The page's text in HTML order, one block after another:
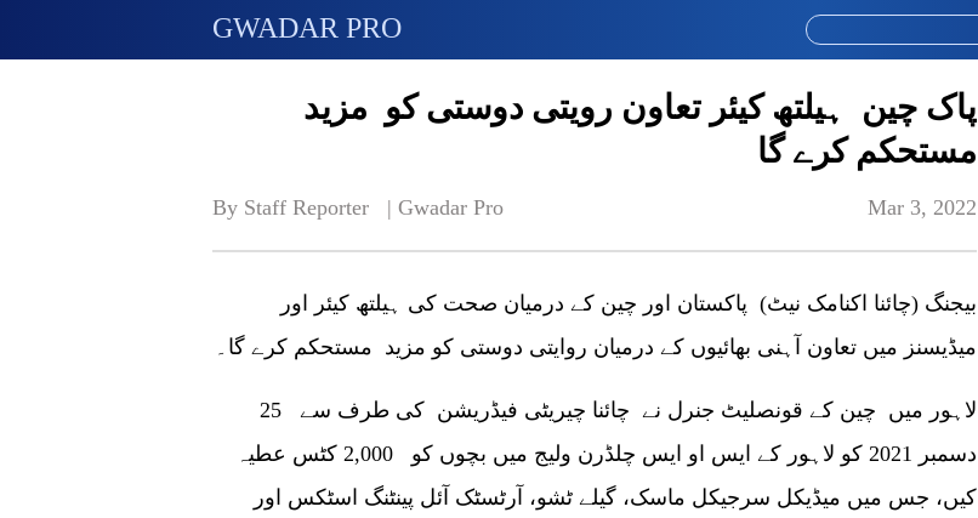
GWADAR PRO
پاک چین ہیلتھ کیئر تعاون رویتی دوستی کو مزید
مستحکم کرے گا
By Staff Reporter   | Gwadar Pro Mar 3, 2022
میڈیسنز میں تعاون آہنی بھائیوں کے درمیان روایتی دوستی کو مزید مستحکم کرے گا۔
لاہور میں چین کے قونصلیٹ جنرل نے چائنا چیریٹی فیڈریشن کی طرف سے 25
دسمبر 2021 کو لاہور کے ایس او ایس چلڈرن ولیج میں بچوں کو 2,000 کٹس عطیہ
کیں، جس میں میڈیکل سرجیکل ماسک، گیلے ٹشو، آرٹسٹک آئل پینٹنگ اسٹکس اور